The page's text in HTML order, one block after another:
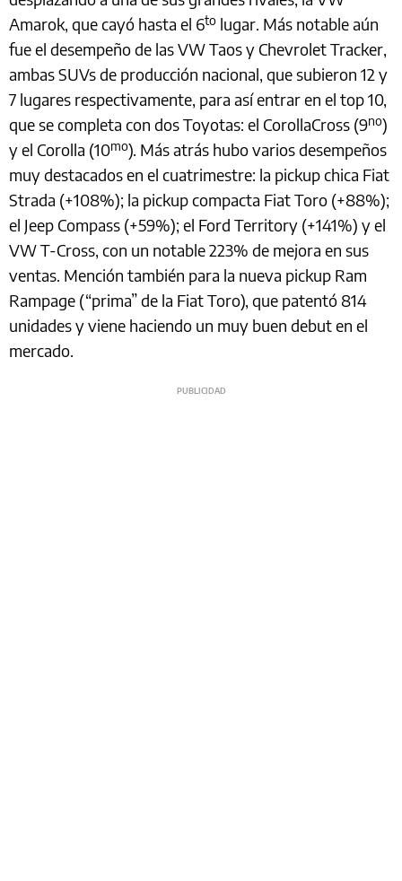
Amarok, que cayó hasta el 6to lugar. Más notable aún
fue el desempeño de las VW Taos y Chevrolet Tracker,
ambas SUVs de producción nacional, que subieron 12 y
7 lugares respectivamente, para así entrar en el top 10,
que se completa con dos Toyotas: el CorollaCross (9no)
y el Corolla (10mo). Más atrás hubo varios desempeños
muy destacados en el cuatrimestre: la pickup chica Fiat
Strada (+108%); la pickup compacta Fiat Toro (+88%);
el Jeep Compass (+59%); el Ford Territory (+141%) y el
VW T-Cross, con un notable 223% de mejora en sus
ventas. Mención también para la nueva pickup Ram
Rampage (“prima” de la Fiat Toro), que patentó 814
unidades y viene haciendo un muy buen debut en el
mercado.